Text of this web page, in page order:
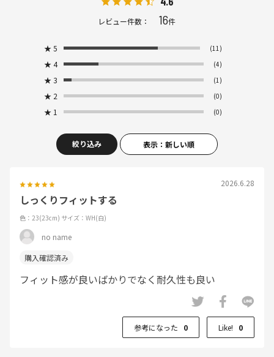
レビュー件数： 16件
★ 5 (11)
★ 4 (4)
★ 3 (1)
★ 2 (0)
★ 1 (0)
絞り込み 表示：新しい順
2026.6.28
しっくりフィットする
色：23(23cm) サイズ：WH(白)
no name
フィット感が良いばかりでなく耐久性も良い
参考になった 0 Like! 0